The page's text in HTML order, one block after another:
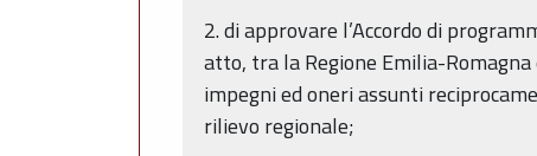
2. di approvare l’Accordo di
atto, tra la Regione Emilia-
impegni ed oneri assunti
rilievo regionale;